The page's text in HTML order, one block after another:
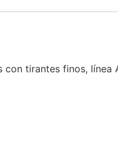
tirantes finos, línea